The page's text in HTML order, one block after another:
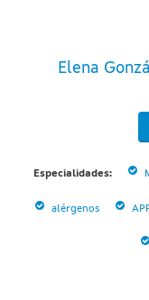
Elena
Especialidades:
alérgenos